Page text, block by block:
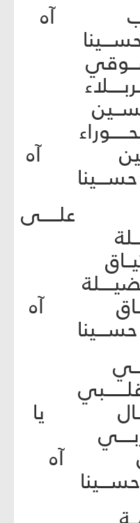
آه
شــوقي
آه
علـــــى
آه
أخـــي
يا
آه